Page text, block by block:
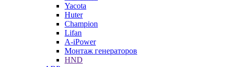
Yacota
Huter
Champion
Lifan
A-iPower
Монтаж генераторов
HND